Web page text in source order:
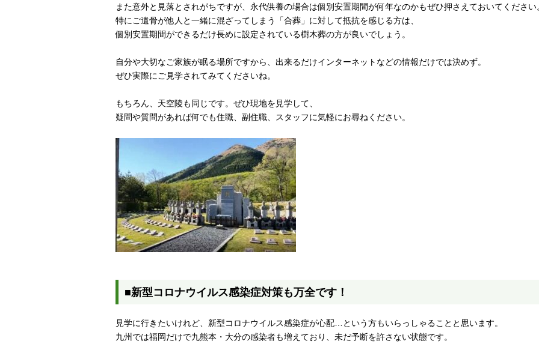
また意外と見落とされがちですが、永代供養の場合は個別安置期間が何年なのかもぜひ押さえておいてください
特にご遺骨が他人と一緒に混ざってしまう「合葬」に対して抵抗を感じる方は、
個別安置期間ができるだけ長めに設定されている樹木葬の方が良いでしょう。
自分や大切なご家族が眠る場所ですから、出来るだけインターネットなどの情報だけでは決めず。
ぜひ実際にご見学されてみてくださいね。
もちろん、天空陵も同じです。ぜひ現地を見学して、
疑問や質問があれば何でも住職、副住職、スタッフに気軽にお尋ねください。
■新型コロナウイルス感染症対策も万全です！
見学に行きたいけれど、新型コロナウイルス感染症が心配…という方もいらっしゃることと思います。
九州では福岡だけで九熊本・大分の感染者も増えており、未だ予断を許さない状態です。